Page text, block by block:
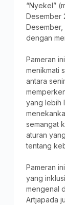
“Nyekel”
Desember
dengan
Pameran
menikmati
antara
yang lebih
semangat
aturan
tentang
Pameran
yang
mengenal
Artjapada